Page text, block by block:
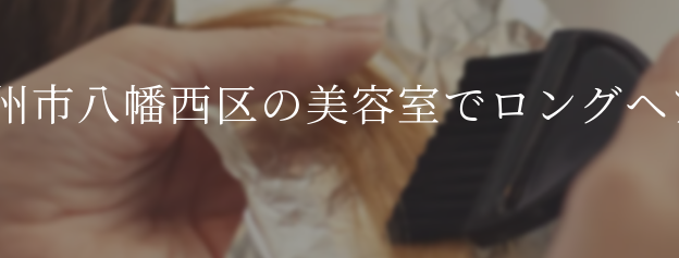
縮毛矯正
トリートメント
市八幡西区の美容室でロング